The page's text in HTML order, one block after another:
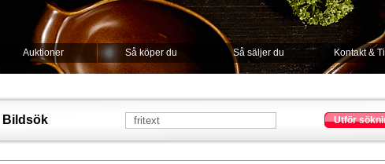
Auktioner Så köper du Så säljer du Kontakt &
Bildsök Utför